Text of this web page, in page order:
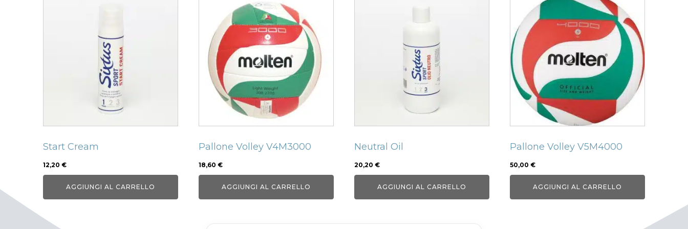
Start Cream
12,20 €
AGGIUNGI AL CARRELLO
Pallone Volley V4M3000
18,60 €
AGGIUNGI AL CARRELLO
Neutral Oil
20,20 €
AGGIUNGI AL CARRELLO
Pallone Volley V5M4000
50,00 €
AGGIUNGI AL CARRELLO